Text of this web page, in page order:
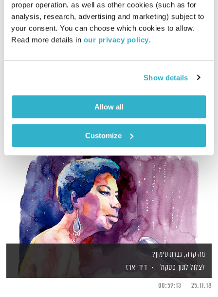
proper operation, as well as other cookies (such as for
analysis, research, advertising and marketing) subject to
your consent. You can choose which cookies to allow.
Read more details in our privacy policy.
Show details
Allow all
Customize
עולם קטן – 18.3.18
עולם קטן
אורי בנקהלטר
מה קרה, גברת סימון?
לצלול לתוך פסקול
דידי ארז
25.11.18
00:59:13